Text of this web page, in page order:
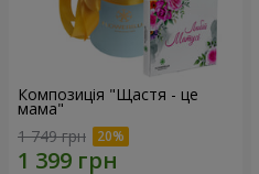
Композиція "Щастя - це
мама"
1 749 грн